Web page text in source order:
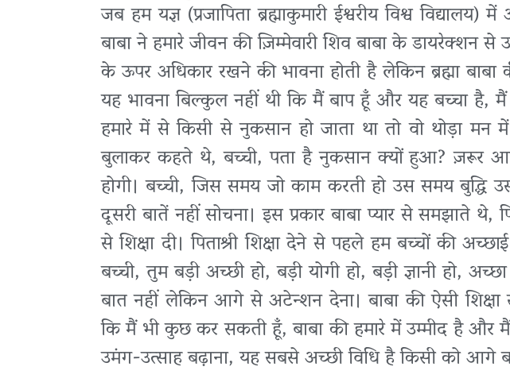
जब हम यज्ञ (प्रजापिता ब्रह्माकुमारी ईश्वरीय विश्व
बाबा ने हमारे जीवन की ज़िम्मेवारी शिव बाबा के डायरेक्शन
के ऊपर अधिकार रखने की भावना होती है लेकिन ब्रह्मा
यह भावना बिल्कुल नहीं थी कि मैं बाप हूँ और यह बच्चा है,
हमारे में से किसी से नुकसान हो जाता था तो वो थोड़ा मन में
बुलाकर कहते थे, बच्ची, पता है नुकसान क्यों हुआ? ज़रूर
होगी। बच्ची, जिस समय जो काम करती हो उस समय बुद्धि
दूसरी बातें नहीं सोचना। इस प्रकार बाबा प्यार से समझाते थे,
से शिक्षा दी। पिताश्री शिक्षा देने से पहले हम बच्चों की
बच्ची, तुम बड़ी अच्छी हो, बड़ी योगी हो, बड़ी ज्ञानी हो,
बात नहीं लेकिन आगे से अटेन्शन देना। बाबा की ऐसी
कि मैं भी कुछ कर सकती हूँ, बाबा की हमारे में उम्मीद है और
उमंग-उत्साह बढ़ाना, यह सबसे अच्छी विधि है किसी को आगे